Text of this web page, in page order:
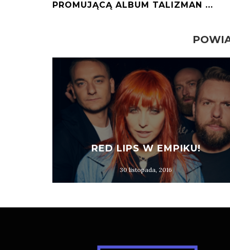
PROMUJĄCĄ ALBUM TALIZMAN ...
RED LIPS W EMPIKU!
30 listopada, 2016